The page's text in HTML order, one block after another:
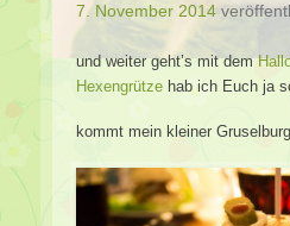
7. November 2014
und weiter geht’s mit dem
Hexengrütze hab ich Euch ja
kommt mein kleiner